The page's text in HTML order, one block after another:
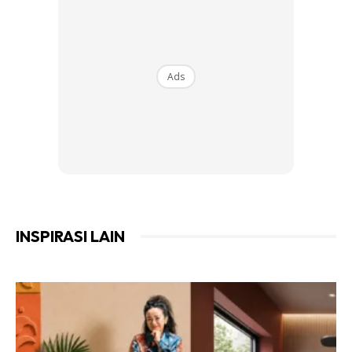
Ads
INSPIRASI LAIN